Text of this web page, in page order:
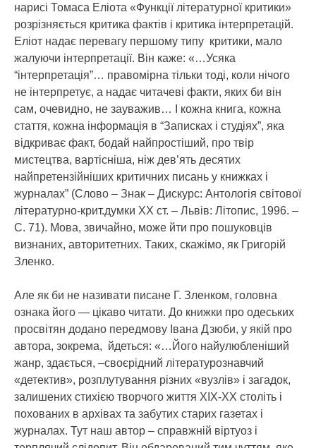
нарисі Томаса Еліота «Функції літературної критики»
розрізняється критика фактів і критика інтерпретацій.
Еліот надає перевагу першому типу критики, мало
жалуючи інтерпретації. Він каже: «…Усяка
“інтерпретація”… правомірна тільки тоді, коли нічого
не інтерпретує, а надає читачеві факти, яких би він
сам, очевидно, не зауважив… І кожна книга, кожна
стаття, кожна інформація в “Записках і студіях”, яка
відкриває факт, бодай найпростіший, про твір
мистецтва, вартісніша, ніж дев’ять десятих
найпретензійніших критичних писань у книжках і
журналах” (Слово – Знак – Дискурс: Антологія світової
літературно-крит.думки ХХ ст. – Львів: Літопис, 1996. –
С. 71). Мова, звичайно, може йти про пошуковців
визнаних, авторитетних. Таких, скажімо, як Григорій
Зленко.
Але як би не називати писане Г. Зленком, головна
ознака його — цікаво читати. До книжки про одеських
просвітян додано передмову Івана Дзюби, у якій про
автора, зокрема, йдеться: «…Його найулюбленіший
жанр, здається, –своєрідний літературознавчий
«детектив», розплутування різних «вузлів» і загадок,
залишених стихією творчого життя ХІХ-ХХ століть і
похованих в архівах та забутих старих газетах і
журналах. Тут наш автор – справжній віртуоз і